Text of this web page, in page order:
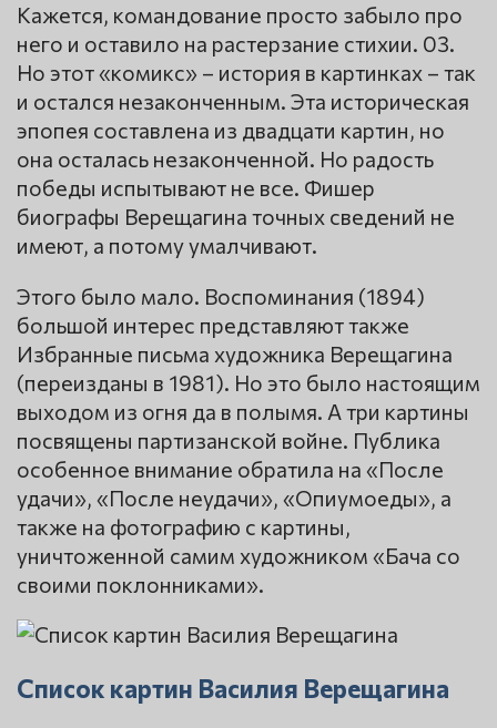
Кажется, командование просто забыло про
него и оставило на растерзание стихии. 03.
Но этот «комикс» – история в картинках – так
и остался незаконченным. Эта историческая
эпопея составлена из двадцати картин, но
она осталась незаконченной. Но радость
победы испытывают не все. Фишер
биографы Верещагина точных сведений не
имеют, а потому умалчивают.
Этого было мало. Воспоминания (1894)
большой интерес представляют также
Избранные письма художника Верещагина
(переизданы в 1981). Но это было настоящим
выходом из огня да в полымя. А три картины
посвящены партизанской войне. Публика
особенное внимание обратила на «После
удачи», «После неудачи», «Опиумоеды», а
также на фотографию с картины,
уничтоженной самим художником «Бача со
своими поклонниками».
Список картин Василия Верещагина